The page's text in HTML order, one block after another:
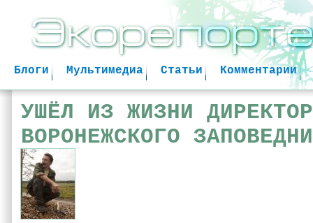
Комментарии
Статьи
Мультимедиа
Блоги
УШЁЛ ИЗ ЖИЗНИ ДИРЕКТОР
ВОРОНЕЖСКОГО